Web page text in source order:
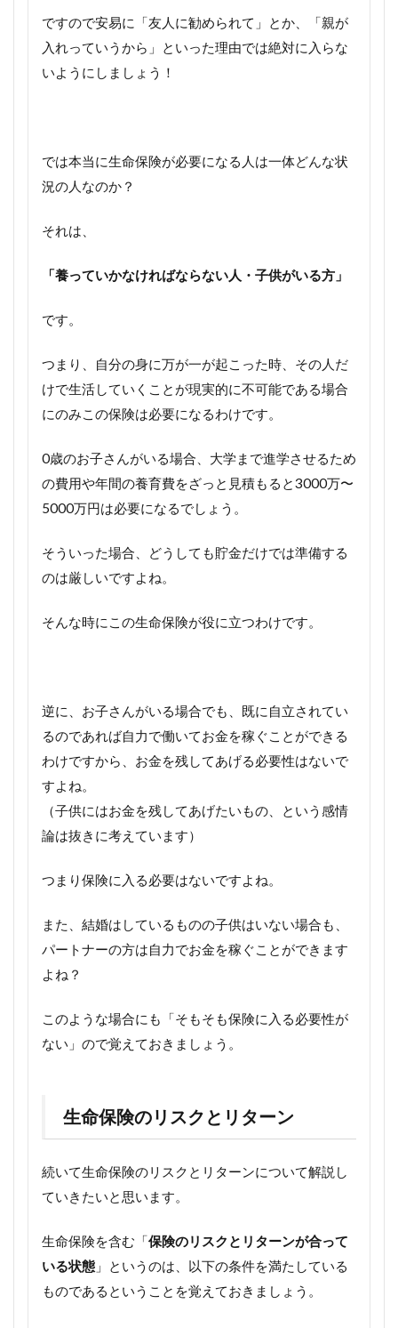
ですので安易に「友人に勧められて」とか、「親が
入れっていうから」といった理由では絶対に入らな
いようにしましょう！
では本当に生命保険が必要になる人は一体どんな状
況の人なのか？
それは、
「養っていかなければならない人・子供がいる方」
です。
つまり、自分の身に万が一が起こった時、その人だ
けで生活していくことが現実的に不可能である場合
にのみこの保険は必要になるわけです。
0歳のお子さんがいる場合、大学まで進学させるため
の費用や年間の養育費をざっと見積もると3000万〜
5000万円は必要になるでしょう。
そういった場合、どうしても貯金だけでは準備する
のは厳しいですよね。
そんな時にこの生命保険が役に立つわけです。
逆に、お子さんがいる場合でも、既に自立されてい
るのであれば自力で働いてお金を稼ぐことができる
わけですから、お金を残してあげる必要性はないで
すよね。
（子供にはお金を残してあげたいもの、という感情
論は抜きに考えています）
つまり保険に入る必要はないですよね。
また、結婚はしているものの子供はいない場合も、
パートナーの方は自力でお金を稼ぐことができます
よね？
このような場合にも「そもそも保険に入る必要性が
ない」ので覚えておきましょう。
生命保険のリスクとリターン
続いて生命保険のリスクとリターンについて解説し
ていきたいと思います。
生命保険を含む「保険のリスクとリターンが合って
いる状態 」というのは、以下の条件を満たしている
ものであるということを覚えておきましょう。